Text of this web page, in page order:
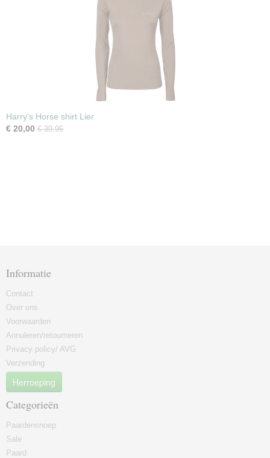
Harry's Horse shirt Lier
€ 20,00 € 39,95
Informatie
Contact
Over ons
Voorwaarden
Annuleren/retourneren
Privacy policy/ AVG
Verzending
Herroeping
Categorieën
Paardensnoep
Sale
Paard